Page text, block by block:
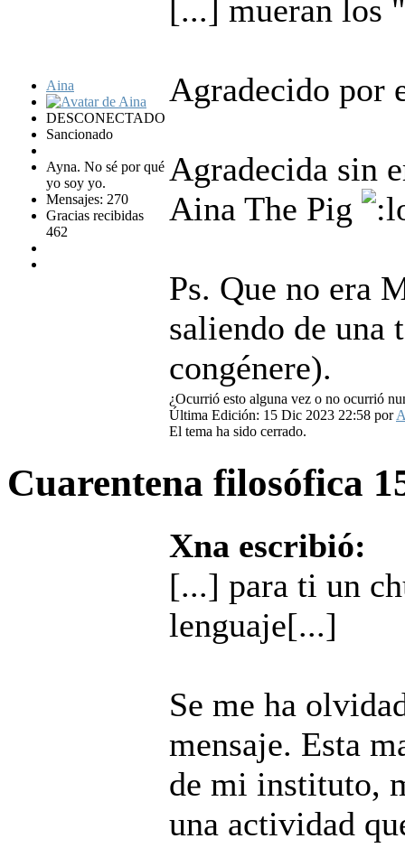
Aina
DESCONECTADO
Sancionado
Ayna. No sé por qué
yo soy yo.
Mensajes: 270
Gracias recibidas
462
[...] mueran los
Agradecido por
Agradecida sin
Aina The Pig
Ps. Que no era
saliendo de una
congénere).
¿Ocurrió esto alguna vez o no ocurrió
Última Edición: 15 Dic 2023 22:58 por
El tema ha sido cerrado.
Cuarentena filosófica
Xna escribió:
[...] para ti un
lenguaje[...]
Se me ha
mensaje. Esta
de mi instituto,
una actividad